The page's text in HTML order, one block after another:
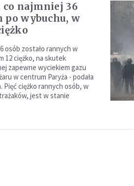
co najmniej 36
po wybuchu, w
osób zostało rannych w
12 ciężko, na skutek
zapewne wyciekiem gazu
w centrum Paryża - podała
Pięć ciężko rannych osób, w
jest w stanie